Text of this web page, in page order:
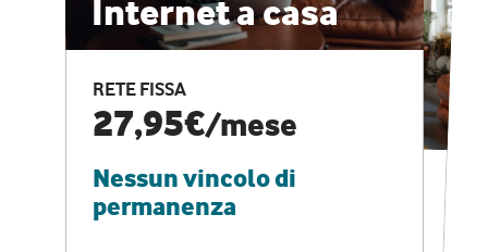
Internet a casa
RETE FISSA
27,95€/mese
Nessun vincolo di
permanenza
CASA PRO
Internet veloce e
vantaggi speciali
RETE FISSA + VODAFONE CLUB
29,95€